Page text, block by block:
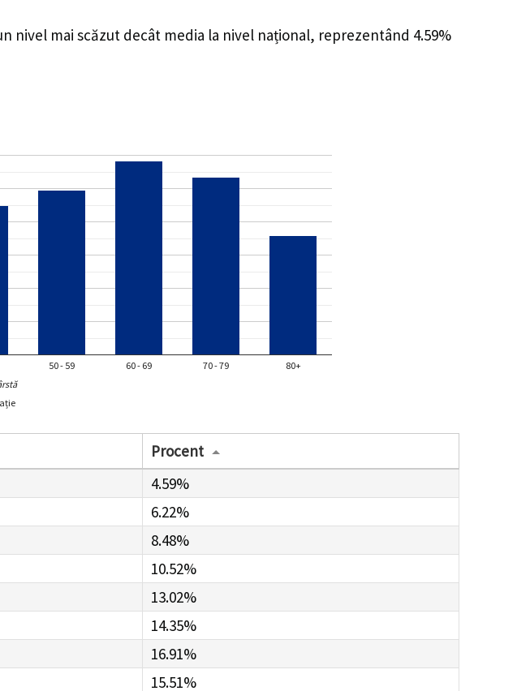
nivel mai scăzut decât media la nivel național, reprezentând 4.59%
50 - 59 60 - 69 70 - 79 80+
Procent
4.59%
6.22%
8.48%
10.52%
13.02%
14.35%
16.91%
15.51%